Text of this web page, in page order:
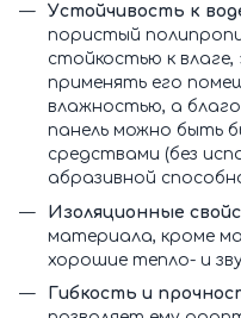
Устойчивость к
пористый
стойкостью к
применять его
влажностью, а
панель можно быть
средствами (без
абразивной
Изоляционные
материала, кроме
хорошие тепло- и
Гибкость и